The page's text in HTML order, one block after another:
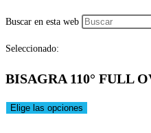
Buscar en esta web
Seleccionado:
BISAGRA 110° FULL
Elige las opciones